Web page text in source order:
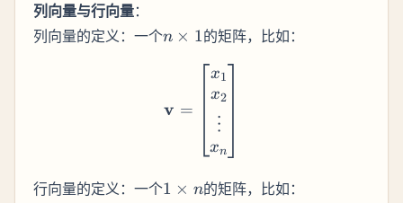
列向量与行向量：
列向量的定义：一个n
n × 1的矩阵，比如：
\mathbf{v} =
v =
x1
x2
⋮
xn
行向量的定义：一个1
1 × n的矩阵，比如：